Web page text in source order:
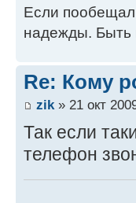
Если пообещал
надежды. Быть
Re: Кому
zik» 21 окт
Так если
телефон